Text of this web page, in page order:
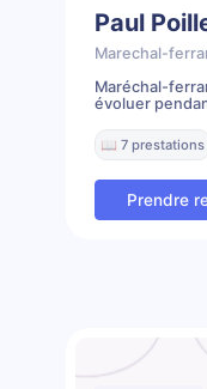
Paul
Marechal-
Maréchal-
évoluer
📖 7 prestations
Prendre